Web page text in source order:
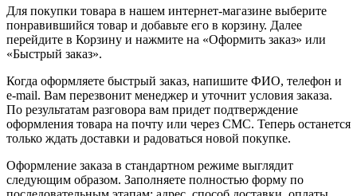
Для покупки товара в нашем интернет-магазине выберите
понравившийся товар и добавьте его в корзину. Далее
перейдите в Корзину и нажмите на «Оформить заказ» или
«Быстрый заказ».
Когда оформляете быстрый заказ, напишите ФИО, телефон и
e-mail. Вам перезвонит менеджер и уточнит условия заказа.
По результатам разговора вам придет подтверждение
оформления товара на почту или через СМС. Теперь останется
только ждать доставки и радоваться новой покупке.
Оформление заказа в стандартном режиме выглядит
следующим образом. Заполняете полностью форму по